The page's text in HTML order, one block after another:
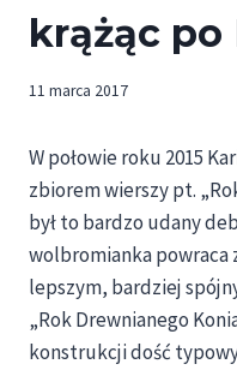
krążąc po
11 marca 2017
W połowie roku 2015
zbiorem wierszy pt.
był to bardzo udany
wolbromianka powraca
lepszym, bardziej
„Rok Drewnianego
konstrukcji dość